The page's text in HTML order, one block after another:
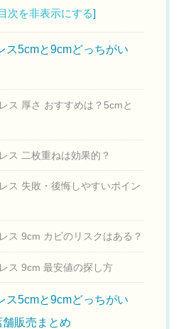
次を非表示にする]
ス5cmと9cmどっちがい
ス 厚さ おすすめは？5cmと
ス 二枚重ねは効果的？
ス 失敗・後悔しやすいポイン
ス 9cm カビのリスクはある？
ス 9cm 最安値の探し方
ス5cmと9cmどっちがい
販売まとめ